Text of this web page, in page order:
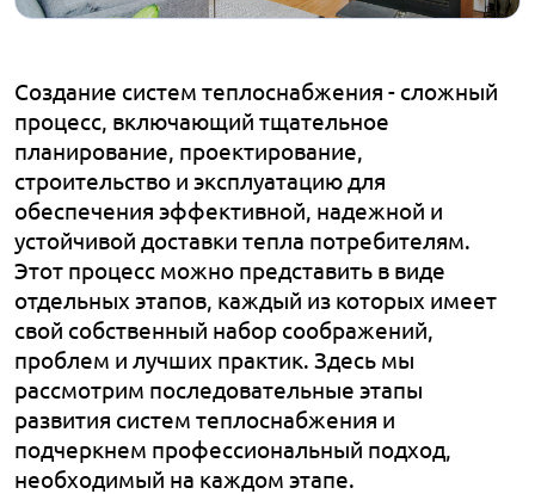
Создание систем теплоснабжения - сложный
процесс, включающий тщательное
планирование, проектирование,
строительство и эксплуатацию для
обеспечения эффективной, надежной и
устойчивой доставки тепла потребителям.
Этот процесс можно представить в виде
отдельных этапов, каждый из которых имеет
свой собственный набор соображений,
проблем и лучших практик. Здесь мы
рассмотрим последовательные этапы
развития систем теплоснабжения и
подчеркнем профессиональный подход,
необходимый на каждом этапе.